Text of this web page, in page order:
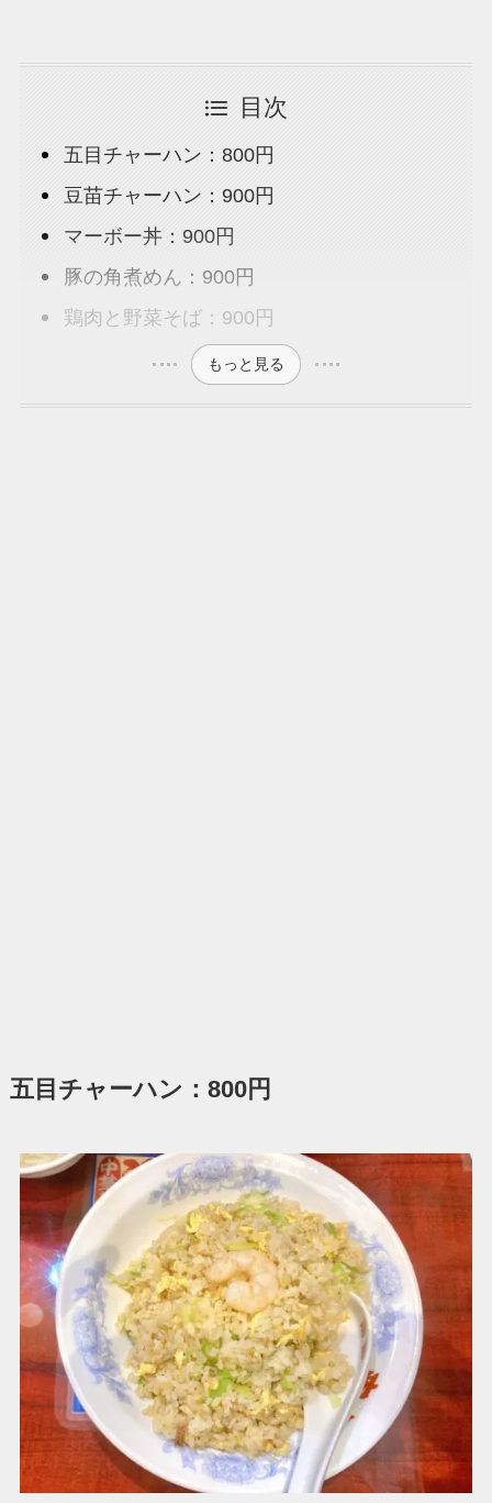
目次
五目チャーハン：800円
豆苗チャーハン：900円
マーボー丼：900円
豚の角煮めん：900円
鶏肉と野菜そば：900円
もっと見る
五目チャーハン：800円